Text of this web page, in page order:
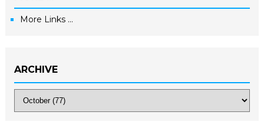
More Links ...
ARCHIVE